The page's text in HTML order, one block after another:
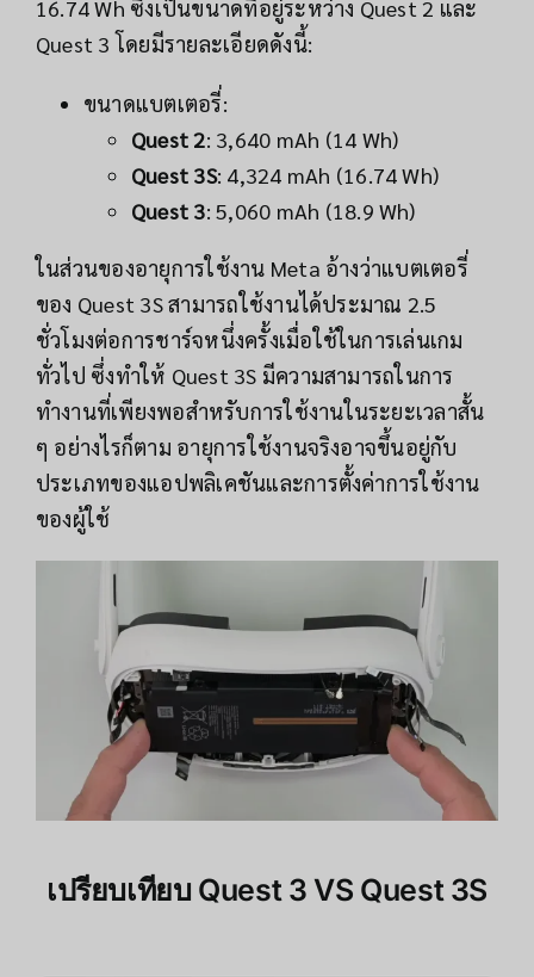
16.74 Wh ซึ่งเป็นขนาดที่อยู่ระหว่าง Quest 2 และ
Quest 3 โดยมีรายละเอียดดังนี้:
ขนาดแบตเตอรี่:
Quest 2: 3,640 mAh (14 Wh)
Quest 3S: 4,324 mAh (16.74 Wh)
Quest 3: 5,060 mAh (18.9 Wh)
ในส่วนของอายุการใช้งาน Meta อ้างว่าแบตเตอรี่
ของ Quest 3S สามารถใช้งานได้ประมาณ 2.5
ชั่วโมงต่อการชาร์จหนึ่งครั้งเมื่อใช้ในการเล่นเกม
ทั่วไป ซึ่งทำให้ Quest 3S มีความสามารถในการ
ทำงานที่เพียงพอสำหรับการใช้งานในระยะเวลาสั้น
ๆ อย่างไรก็ตาม อายุการใช้งานจริงอาจขึ้นอยู่กับ
ประเภทของแอปพลิเคชันและการตั้งค่าการใช้งาน
ของผู้ใช้
เปรียบเทียบ Quest 3 VS Quest 3S